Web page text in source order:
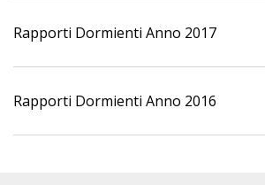
Rapporti Dormienti Anno 2017
Rapporti Dormienti Anno 2016